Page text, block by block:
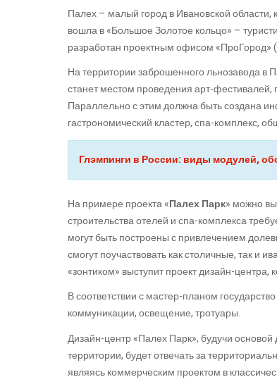
Палех – малый город в Ивановской
вошла в «Большое Золотое кольцо» –
разработан проектным офисом «ПроГород»
На территории заброшенного льнозавода в
станет местом проведения арт-
Параллельно с этим должна быть создана
гастрономический кластер, спа-комплекс,
Глэмпинги в России: виды модулей,
На примере проекта «Палех Парк» можно
строительства отелей и спа-комплекса
могут быть построены с привлечением
смогут поучаствовать как столичные, так и
«зонтиком» выступит проект дизайн-центра,
В соответствии с мастер-планом
коммуникации, освещение, тротуары.
Дизайн-центр «Палех Парк», будучи
территории, будет отвечать за
являясь коммерческим проектом в